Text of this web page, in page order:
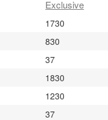
Exclusive
1730
830
37
1830
1230
37